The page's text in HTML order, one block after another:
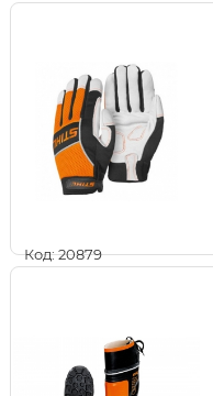
Код: 20879